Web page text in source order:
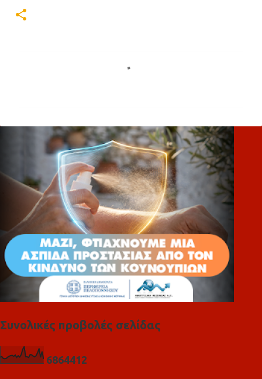
λ
Συνολικές προβολές σελίδας
6864412